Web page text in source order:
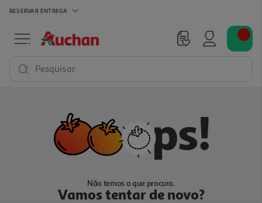
RESERVAR ENTREGA
Pesquisar
Não temos o que procura.
Vamos tentar de novo?